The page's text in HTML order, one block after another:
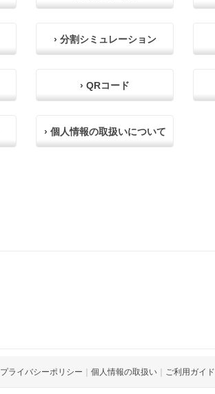
› 分割シミュレーション
› QRコード
› 個人情報の取扱いについて
プライバシーポリシー 個人情報の取扱い ご利用ガイド